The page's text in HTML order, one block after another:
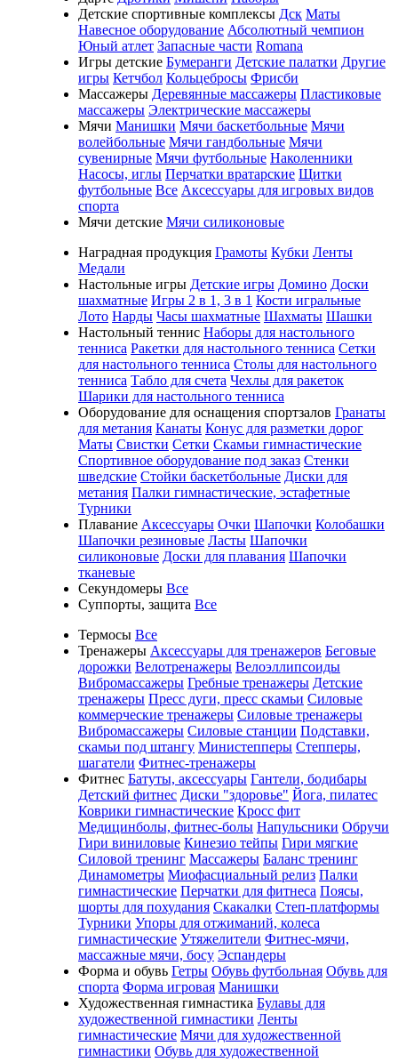
Детские спортивные комплексы Дск Маты
Навесное оборудование Абсолютный чемпион
Юный атлет Запасные части Romana
Игры детские Бумеранги Детские палатки Другие
игры Кетчбол Кольцебросы Фрисби
Массажеры Деревянные массажеры Пластиковые
массажеры Электрические массажеры
Мячи Манишки Мячи баскетбольные Мячи
волейбольные Мячи гандбольные Мячи
сувенирные Мячи футбольные Наколенники
Насосы, иглы Перчатки вратарские Щитки
футбольные Все Аксессуары для игровых видов
спорта
Мячи детские Мячи силиконовые
Наградная продукция Грамоты Кубки Ленты
Медали
Настольные игры Детские игры Домино Доски
шахматные Игры 2 в 1, 3 в 1 Кости игральные
Лото Нарды Часы шахматные Шахматы Шашки
Настольный теннис Наборы для настольного
тенниса Ракетки для настольного тенниса Сетки
для настольного тенниса Столы для настольного
тенниса Табло для счета Чехлы для ракеток
Шарики для настольного тенниса
Оборудование для оснащения спортзалов Гранаты
для метания Канаты Конус для разметки дорог
Маты Свистки Сетки Скамьи гимнастические
Спортивное оборудование под заказ Стенки
шведские Стойки баскетбольные Диски для
метания Палки гимнастические, эстафетные
Турники
Плавание Аксессуары Очки Шапочки Колобашки
Шапочки резиновые Ласты Шапочки
силиконовые Доски для плавания Шапочки
тканевые
Секундомеры Все
Суппорты, защита Все
Термосы Все
Тренажеры Аксессуары для тренажеров Беговые
дорожки Велотренажеры Велоэллипсоиды
Вибромассажеры Гребные тренажеры Детские
тренажеры Пресс дуги, пресс скамьи Силовые
коммерческие тренажеры Силовые тренажеры
Вибромассажеры Силовые станции Подставки,
скамьи под штангу Министепперы Степперы,
шагатели Фитнес-тренажеры
Фитнес Батуты, аксессуары Гантели, бодибары
Детский фитнес Диски "здоровье" Йога, пилатес
Коврики гимнастические Кросс фит
Медицинболы, фитнес-болы Напульсники Обручи
Гири виниловые Кинезио тейпы Гири мягкие
Силовой тренинг Массажеры Баланс тренинг
Динамометры Миофасциальный релиз Палки
гимнастические Перчатки для фитнеса Поясы,
шорты для похудания Скакалки Степ-платформы
Турники Упоры для отжиманий, колеса
гимнастические Утяжелители Фитнес-мячи,
массажные мячи, босу Эспандеры
Форма и обувь Гетры Обувь футбольная Обувь для
спорта Форма игровая Манишки
Художественная гимнастика Булавы для
художественной гимнастики Ленты
гимнастические Мячи для художественной
гимнастики Обувь для художественной